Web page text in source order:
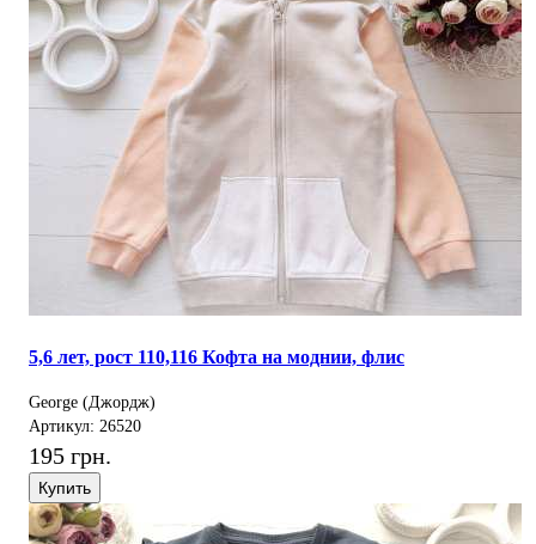
5,6 лет, рост 110,116 Кофта на моднии, флис
George (Джордж)
Артикул: 26520
195 грн.
Купить